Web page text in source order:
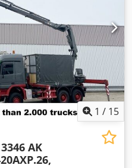
desmontable, alcance de
con 5.100 horas de
de elevación
m - 2.270 kg, 7,90 m -
m - 990 kg, enfriador de
con pulpo por un
también puede
€. ACCESORIOS SIN
venta intermedia y errores
1 / 15
AK